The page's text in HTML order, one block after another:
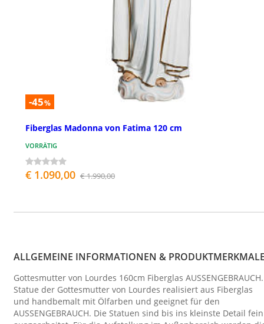
-45%
Fiberglas Madonna von Fatima 120 cm
VORRÄTIG
€ 1.090,00 € 1.990,00
ALLGEMEINE INFORMATIONEN &
Gottesmutter von Lourdes 160cm Fiberglas AUSSENGEBRAUCH.
Statue der Gottesmutter von Lourdes realisiert aus Fiberglas
und handbemalt mit Ölfarben und geeignet für den
AUSSENGEBRAUCH. Die Statuen sind bis ins kleinste Detail fein